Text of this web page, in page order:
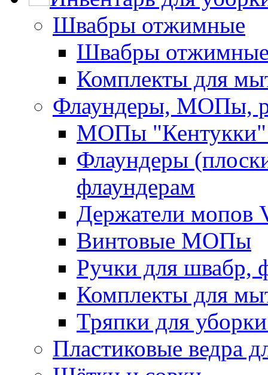
Швабры отжимные
Швабры
Комплекты для
Флаундеры, МОПы,
МОПы "Кентукки"
Флаундеры
флаундерам
Держатели мопов
Винтовые МОПы
Ручки для швабр,
Комплекты для
Тряпки для
Пластиковые ведра